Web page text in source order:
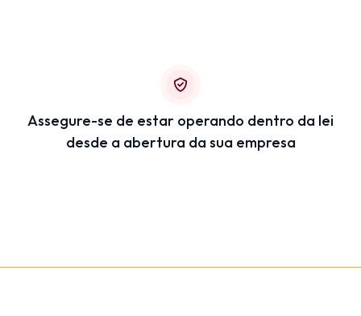
Assegure-se de estar operando dentro da lei
desde a abertura da sua empresa